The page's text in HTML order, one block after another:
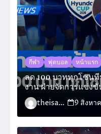
กีฬา ฟุตบอล หน้าแรก
ลด 100 บาททุกโซนที่
งาน ฝ่ายจัดการแข่ง
บรองฯ อาเซียน คัพ
theisara_admin 9 สิงหา